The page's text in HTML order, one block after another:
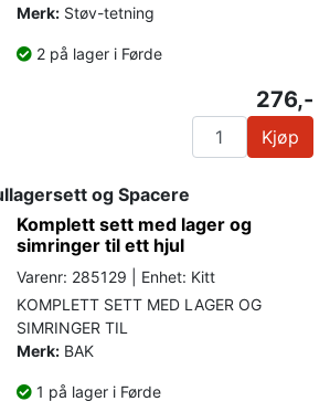
Merk: Støv-tetning
2 på lager i Førde
276,-
Kjøp
og Spacere
Komplett sett med lager og
simringer til ett hjul
Varenr: 285129 | Enhet: Kitt
KOMPLETT SETT MED LAGER OG
SIMRINGER TIL
Merk: BAK
1 på lager i Førde